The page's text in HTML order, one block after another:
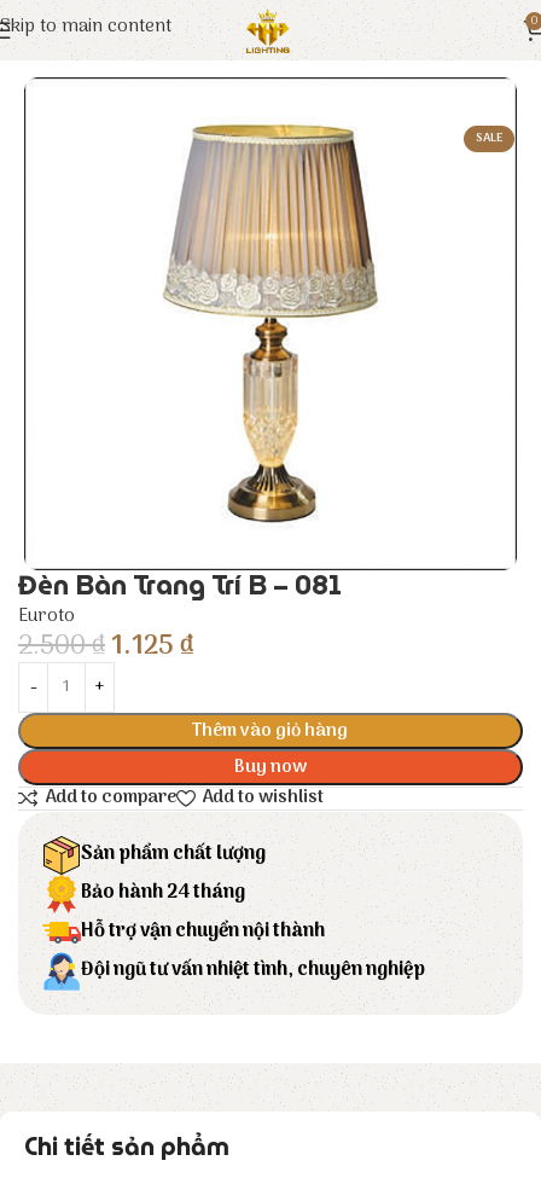
Skip to main content 0
Trang chủ Euroto Đèn Trang Trí
SALE
Đèn Bàn Trang Trí B – 081
Euroto
2.500₫1.125₫
Thêm vào giỏ hàng
Buy now
Add to compare
Add to wishlist
Sản phẩm chất lượng
Bảo hành 24 tháng
Hỗ trợ vận chuyển nội thành
Đội ngũ tư vấn nhiệt tình, chuyên nghiệp
Chi tiết sản phẩm